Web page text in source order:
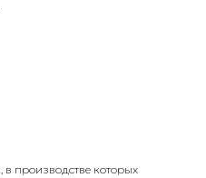
производстве которых